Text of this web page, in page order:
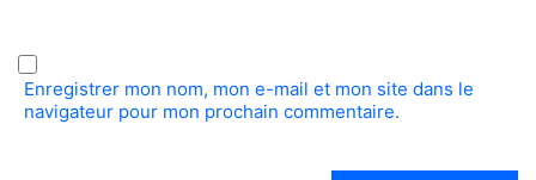
Enregistrer mon nom, mon e-mail et mon site dans le
navigateur pour mon prochain commentaire.